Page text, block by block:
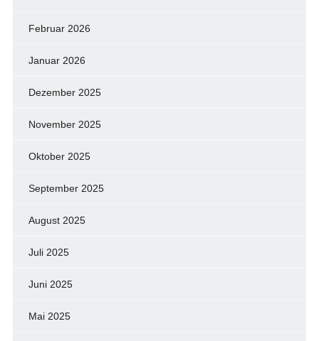
Februar 2026
Januar 2026
Dezember 2025
November 2025
Oktober 2025
September 2025
August 2025
Juli 2025
Juni 2025
Mai 2025